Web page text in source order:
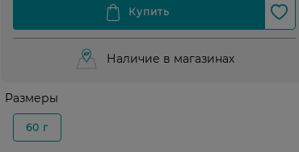
Наличие в магазинах
Размеры
60 г